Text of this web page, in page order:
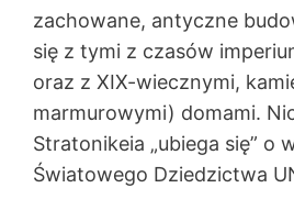
zachowane, antyczne
się z tymi z czasów
oraz z XIX-wiecznymi,
marmurowymi) domami.
Stratonikeia „ubiega się” o
Światowego Dziedzictwa